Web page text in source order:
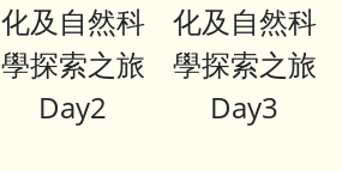
化及自然科
學探索之旅
Day2
化及自然科
學探索之旅
Day3